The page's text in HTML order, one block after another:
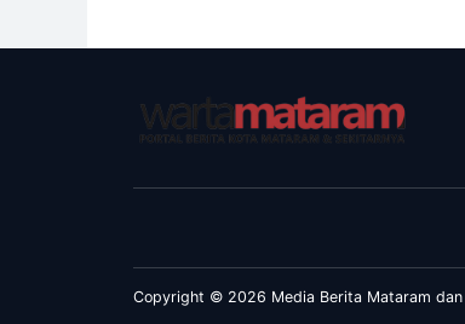
Copyright © 2026 Media Berita Mataram dan